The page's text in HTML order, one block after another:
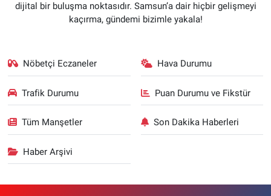
dijital bir buluşma noktasıdır. Samsun’a dair hiçbir gelişmeyi
kaçırma, gündemi bizimle yakala!
Nöbetçi Eczaneler Hava Durumu
Trafik Durumu Puan Durumu ve Fikstür
Tüm Manşetler Son Dakika Haberleri
Haber Arşivi